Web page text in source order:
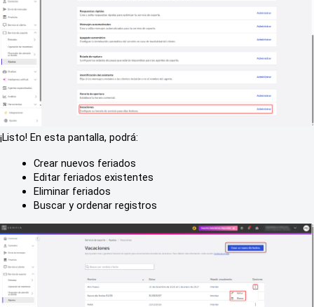
¡Listo! En esta pantalla, podrá:
Crear nuevos feriados
Editar feriados existentes
Eliminar feriados
Buscar y ordenar registros